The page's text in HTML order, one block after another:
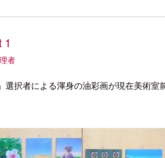
1
者
択者による渾身の油彩画が現在美術室